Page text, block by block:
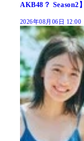
AKB48？ Season2】
2026年08月06日 12:00